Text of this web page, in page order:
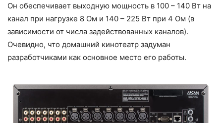
Он обеспечивает выходную мощность в 100 – 140 Вт на
канал при нагрузке 8 Ом и 140 – 225 Вт при 4 Ом (в
зависимости от числа задействованных каналов).
Очевидно, что домашний кинотеатр задуман
разработчиками как основное место его работы.